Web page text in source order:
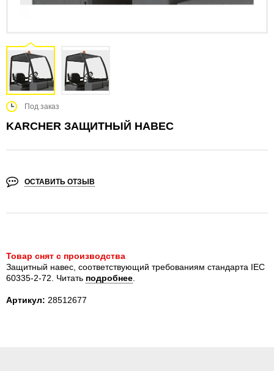
Под заказ
KARCHER ЗАЩИТНЫЙ НАВЕС
ОСТАВИТЬ ОТЗЫВ
Товар снят с производства
Защитный навес, соответствующий требованиям стандарта IEC
60335-2-72.
Читать подробнее
Артикул: 28512677